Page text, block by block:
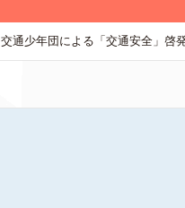
交通少年団による「交通安全」啓